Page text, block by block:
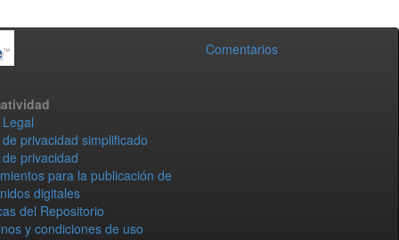
Comentarios
privacidad simplificado
privacidad
para la publicación de
digitales
del Repositorio
y condiciones de uso